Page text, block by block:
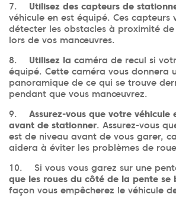
7.
Utilisez des capteurs de
véhicule en est équipé. Ces capteurs
détecter les obstacles à proximité
lors de vos manœuvres.
8. Utilisez la caméra de recul si
équipé. Cette caméra vous donnera
panoramique de ce qui se trouve
pendant que vous manœuvrez.
9. Assurez-vous que votre véhicule
avant de stationner. Assurez-vous
est de niveau avant de vous garer,
aidera à éviter les problèmes de
10. Si vous vous garez sur une
que les roues du côté de la pente se
façon vous empêcherez le véhicule